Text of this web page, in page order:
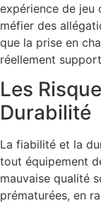
expérience de jeu
méfier des
que la prise en
réellement
Les
Durabilité
La fiabilité et la
tout équipement
mauvaise qualité
prématurées, en